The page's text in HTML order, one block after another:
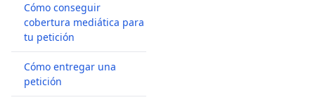
Cómo conseguir
cobertura mediática para
tu petición
Cómo entregar una
petición